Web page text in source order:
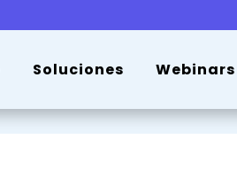
Soluciones Webinars